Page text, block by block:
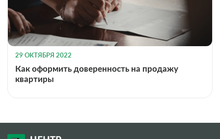
29 ОКТЯБРЯ 2022
Как оформить доверенность на продажу
квартиры